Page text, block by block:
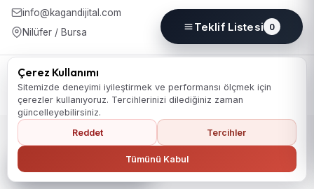
info@kagandijital.com
Nilüfer / Bursa
© 2026 KD Promosyon. Tüm hakları saklıdır.
KoleksiyonHakkımızdaİletişimKVKK Aydınlatma Metni
Gizlilik PolitikasıÇerez PolitikasıÇerez Tercihleri
Ana Sayfaya Dön
Teklif Listesi 0
Çerez Kullanımı
Sitemizde deneyimi iyileştirmek ve performansı ölçmek için
çerezler kullanıyoruz. Tercihlerinizi dilediğiniz zaman
güncelleyebilirsiniz.
Reddet
Tercihler
Tümünü Kabul